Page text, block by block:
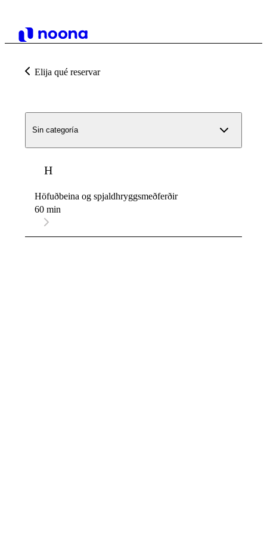
Elija qué reservar
Sin categoría
H
Höfuðbeina og spjaldhryggsmeðferðir
60 min